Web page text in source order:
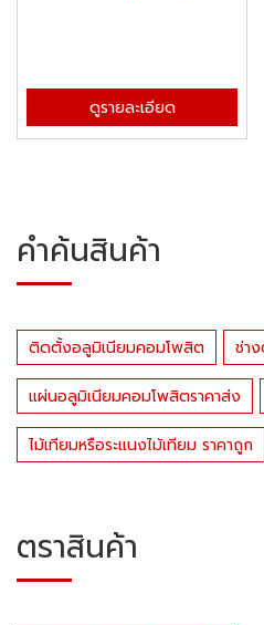
ดูรายละเอียด
คำค้นสินค้า
ติดตั้งอลูมิเนียมคอมโพสิต ช่า
แผ่นอลูมิเนียมคอมโพสิตราคาส่ง
ไม้เทียมหรือระแนงไม้เทียม ราคาถูก
ตราสินค้า